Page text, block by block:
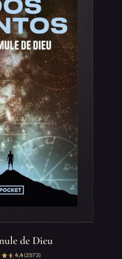
de Dieu
4,4(2 573)